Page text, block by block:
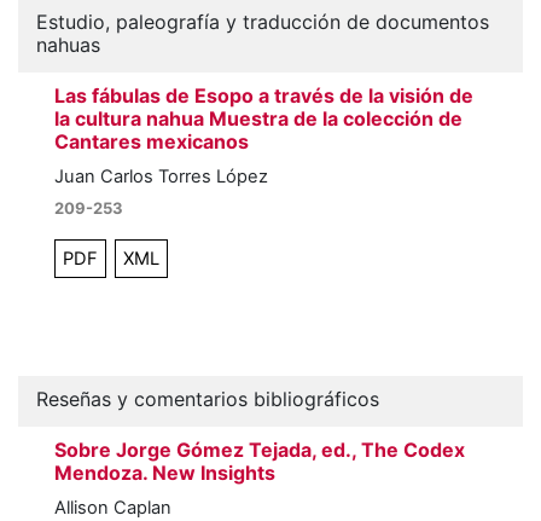
Estudio, paleografía y traducción de documentos
nahuas
Las fábulas de Esopo a través de la visión de
la cultura nahua Muestra de la colección de
Cantares mexicanos
Juan Carlos Torres López
209-253
PDF XML
Reseñas y comentarios bibliográficos
Sobre Jorge Gómez Tejada, ed., The Codex
Mendoza. New Insights
Allison Caplan